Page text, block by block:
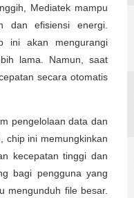
Mediatek mampu
dan efisiensi energi.
ini akan mengurangi
lama. Namun, saat
secara otomatis
pengelolaan data dan
chip ini memungkinkan
kecepatan tinggi dan
bagi pengguna yang
mengunduh file besar.